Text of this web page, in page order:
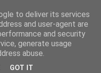
to deliver its services
and user-agent are
and security
generate usage
abuse.
GOT IT